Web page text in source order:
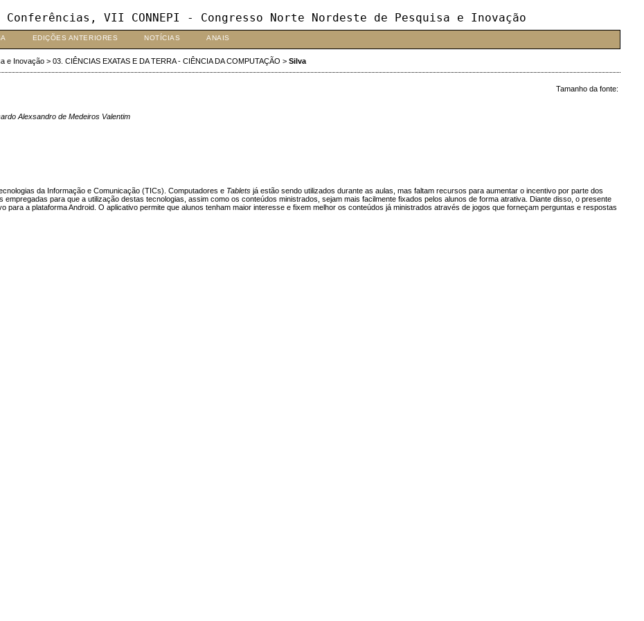
VII CONNEPI - Congresso Norte Nordeste de Pesquisa e Inovação
EDIÇÕES ANTERIORES NOTÍCIAS ANAIS
e Inovação> 03. CIÊNCIAS EXATAS E DA TERRA - CIÊNCIA DA COMPUTAÇÃO > Silva
Tamanho da fonte:
Alexsandro de Medeiros Valentim
da Informação e Comunicação (TICs). Computadores e Tablets já estão sendo utilizados durante as aulas, mas faltam recursos para aumentar o incentivo por parte dos
para que a utilização destas tecnologias, assim como os conteúdos ministrados, sejam mais facilmente fixados pelos alunos de forma atrativa. Diante disso, o presente
para a plataforma Android. O aplicativo permite que alunos tenham maior interesse e fixem melhor os conteúdos já ministrados através de jogos que forneçam perguntas e respostas